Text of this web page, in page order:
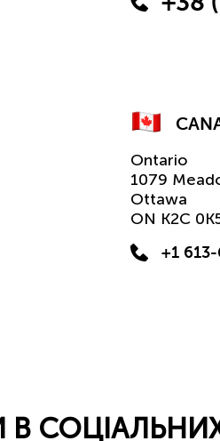
Ontario
1079
Ottawa
ON K2C
+1
В